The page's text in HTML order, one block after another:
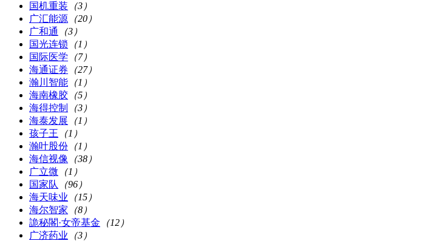
国机重装 （3）
广汇能源 （20）
广和通
（3）
国光连锁 （1）
国际医学 （7）
海通证券 （27）
瀚川智能 （1）
海南橡胶 （5）
海得控制
（3）
海泰发展 （1）
孩子王 （1）
瀚叶股份 （1）
海信视像 （38）
广立微 （1）
国家队
（96）
海天味业 （15）
海尔智家 （8）
詭秘閣·女帝基金 （12）
广济药业 （3）